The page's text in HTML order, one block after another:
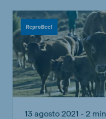
ReproBeef
13 agosto 2021 - 2